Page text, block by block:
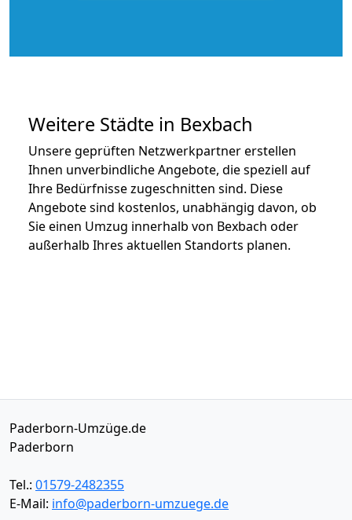
Weitere Städte in Bexbach
Unsere geprüften Netzwerkpartner erstellen
Ihnen unverbindliche Angebote, die speziell auf
Ihre Bedürfnisse zugeschnitten sind. Diese
Angebote sind kostenlos, unabhängig davon, ob
Sie einen Umzug innerhalb von Bexbach oder
außerhalb Ihres aktuellen Standorts planen.
Paderborn-Umzüge.de
Paderborn
Tel.: 01579-2482355
E-Mail: info@paderborn-umzuege.de